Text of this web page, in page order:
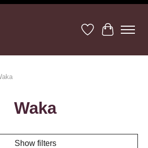
Lista de deseos
Cesta
Waka
Show filters